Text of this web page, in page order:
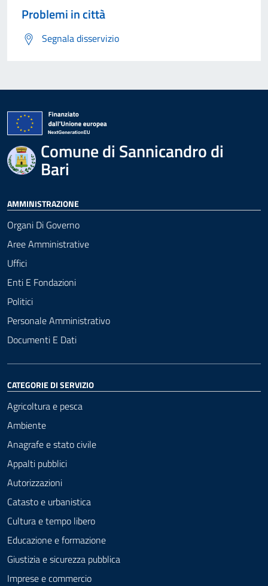
Problemi in città
Segnala disservizio
Comune di Sannicandro di
Bari
AMMINISTRAZIONE
Organi Di Governo
Aree Amministrative
Uffici
Enti E Fondazioni
Politici
Personale Amministrativo
Documenti E Dati
CATEGORIE DI SERVIZIO
Agricoltura e pesca
Ambiente
Anagrafe e stato civile
Appalti pubblici
Autorizzazioni
Catasto e urbanistica
Cultura e tempo libero
Educazione e formazione
Giustizia e sicurezza pubblica
Imprese e commercio